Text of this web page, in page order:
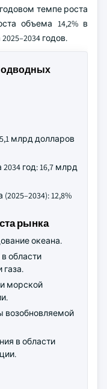
темпе роста
объема 14,2% в
годов.
млрд долларов
год: 16,7 млрд
12,8%
рынка
океана.
области
морской
возобновляемой
в области